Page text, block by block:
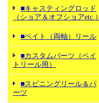
■キャスティングロッド
（ショア＆オフショアetc.）
■ベイト（両軸）リール
■カスタムパーツ（ベイ
トリール用）
■スピニングリール＆パ
ーツ